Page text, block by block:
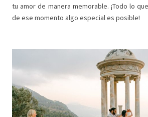
tu amor de manera memorable. ¡Todo lo
de ese momento algo especial es posible!